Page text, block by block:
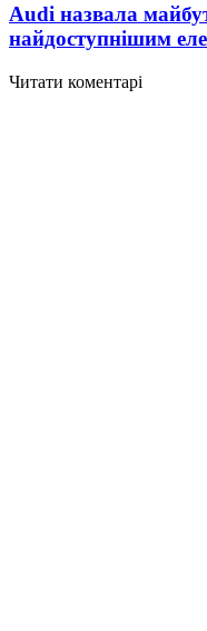
Audi назвала
найдоступнішим
Читати коментарі